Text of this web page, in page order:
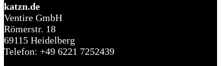
katzn.de
Ventire GmbH
Römerstr. 18
69115 Heidelberg
Telefon: +49 6221 7252439